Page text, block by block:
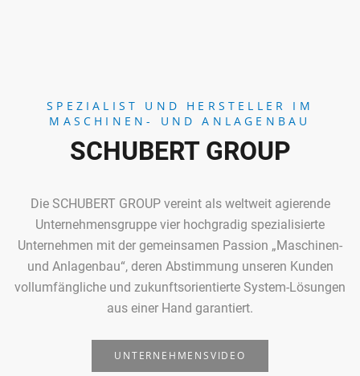
SPEZIALIST UND HERSTELLER IM
MASCHINEN- UND ANLAGENBAU
SCHUBERT GROUP
Die SCHUBERT GROUP vereint als weltweit agierende
Unternehmensgruppe vier hochgradig spezialisierte
Unternehmen mit der gemeinsamen Passion „Maschinen-
und Anlagenbau“, deren Abstimmung unseren Kunden
vollumfängliche und zukunftsorientierte System-Lösungen
aus einer Hand garantiert.
UNTERNEHMENSVIDEO